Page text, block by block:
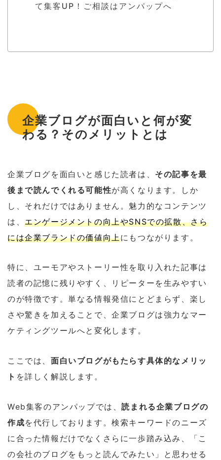
て集客UP！ご相談はアンパップへ
企業ブログが面白いと何が変
わる？そのメリットとは
企業ブログを面白いと感じた読者は、 その記事を最
後まで読んでくれる可能性が高くなります。しか
し、それだけではありません。魅力的なコンテンツ
は、エンゲージメントの向上やSNSでの拡散、さら
には企業ブランドの価値向上にもつながります。
特に、ユーモアやストーリー性を取り入れた記事は
読者の記憶に残りやすく、リピーターを生みやすい
のが特徴です。単なる情報発信にとどまらず、楽し
さや驚きを加えることで、企業ブログは強力なマー
ケティングツールへと変化します。
ここでは、 面白いブログがもたらす具体的なメリッ
ト を詳しく解説します。
Web集客のアンパップでは、読まれる企業ブログの
作成を代行しております。検索キーワードのニーズ
に合った情報だけでなくさらに一歩踏み込み、「こ
の会社のブログをもっと読んでみたい」と思わせる